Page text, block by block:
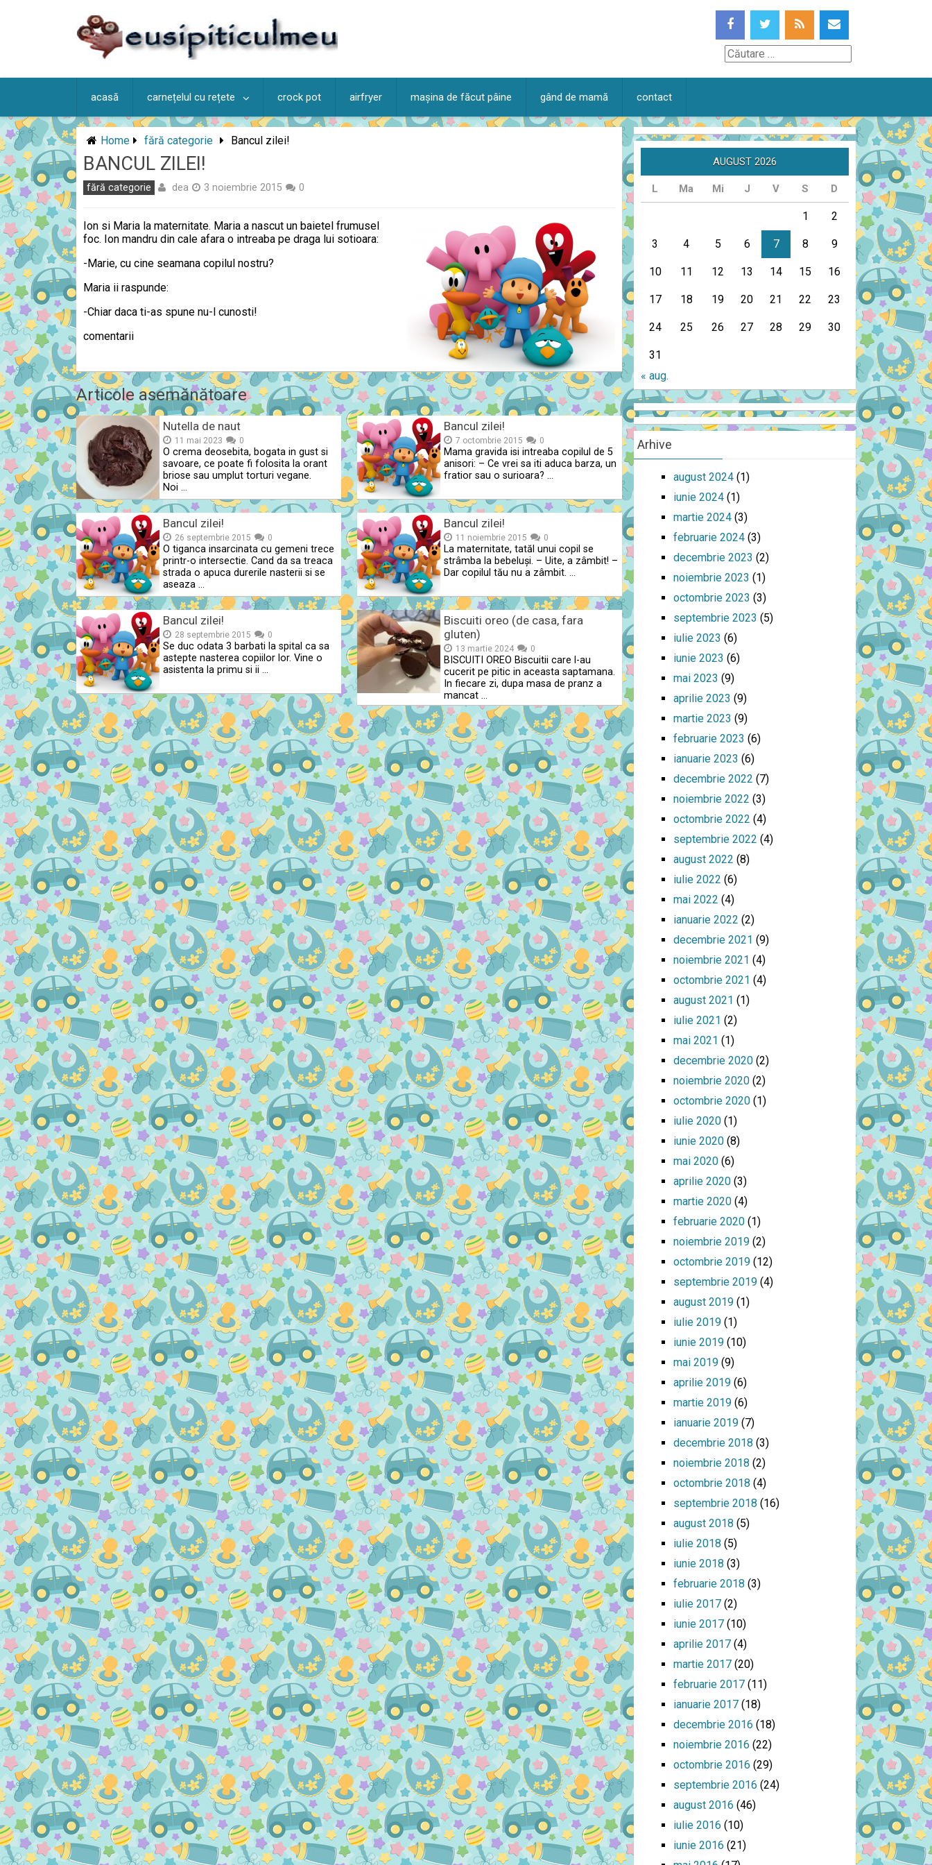
Căutare
acasă carnețelul cu rețete crock pot airfryer mașina de făcut pâine gând de mamă contact
Home fără categorie Bancul zilei!
BANCUL ZILEI!
fără categorie dea 3 noiembrie 2015 0
Ion si Maria la maternitate. Maria a nascut un baietel frumusel
foc. Ion mandru din cale afara o intreaba pe draga lui sotioara:
-Marie, cu cine seamana copilul nostru?
Maria ii raspunde:
-Chiar daca ti-as spune nu-l cunosti!
comentarii
Articole asemănătoare
Nutella de naut
11 mai 2023 0
O crema deosebita, bogata in gust si
savoare, ce poate fi folosita la orant
briose sau umplut torturi vegane.
Noi …
Bancul zilei!
7 octombrie 2015 0
Mama gravida isi intreaba copilul de 5
anisori: – Ce vrei sa iti aduca barza, un
fratior sau o surioara? …
Bancul zilei!
26 septembrie 2015 0
O tiganca insarcinata cu gemeni trece
printr-o intersectie. Cand da sa treaca
strada o apuca durerile nasterii si se
aseaza …
Bancul zilei!
11 noiembrie 2015 0
La maternitate, tatăl unui copil se
strâmba la bebeluşi. – Uite, a zâmbit! –
Dar copilul tău nu a zâmbit. …
Bancul zilei!
28 septembrie 2015 0
Se duc odata 3 barbati la spital ca sa
astepte nasterea copiilor lor. Vine o
asistenta la primu si ii …
Biscuiti oreo (de casa, fara
gluten)
13 martie 2024 0
BISCUITI OREO Biscuitii care l-au
cucerit pe pitic in aceasta saptamana.
In fiecare zi, dupa masa de pranz a
mancat …
AUGUST 2026
L Ma Mi J V S D
1 2
3 4 5 6 7 8 9
10 11 12 13 14 15 16
17 18 19 20 21 22 23
24 25 26 27 28 29 30
31
« aug.
Arhive
august 2024 (1)
iunie 2024 (1)
martie 2024 (3)
februarie 2024 (3)
decembrie 2023 (2)
noiembrie 2023 (1)
octombrie 2023 (3)
septembrie 2023 (5)
iulie 2023 (6)
iunie 2023 (6)
mai 2023 (9)
aprilie 2023 (9)
martie 2023 (9)
februarie 2023 (6)
ianuarie 2023 (6)
decembrie 2022 (7)
noiembrie 2022 (3)
octombrie 2022 (4)
septembrie 2022 (4)
august 2022 (8)
iulie 2022 (6)
mai 2022 (4)
ianuarie 2022 (2)
decembrie 2021 (9)
noiembrie 2021 (4)
octombrie 2021 (4)
august 2021 (1)
iulie 2021 (2)
mai 2021 (1)
decembrie 2020 (2)
noiembrie 2020 (2)
octombrie 2020 (1)
iulie 2020 (1)
iunie 2020 (8)
mai 2020 (6)
aprilie 2020 (3)
martie 2020 (4)
februarie 2020 (1)
noiembrie 2019 (2)
octombrie 2019 (12)
septembrie 2019 (4)
august 2019 (1)
iulie 2019 (1)
iunie 2019 (10)
mai 2019 (9)
aprilie 2019 (6)
martie 2019 (6)
ianuarie 2019 (7)
decembrie 2018 (3)
noiembrie 2018 (2)
octombrie 2018 (4)
septembrie 2018 (16)
august 2018 (5)
iulie 2018 (5)
iunie 2018 (3)
februarie 2018 (3)
iulie 2017 (2)
iunie 2017 (10)
aprilie 2017 (4)
martie 2017 (20)
februarie 2017 (11)
ianuarie 2017 (18)
decembrie 2016 (18)
noiembrie 2016 (22)
octombrie 2016 (29)
septembrie 2016 (24)
august 2016 (46)
iulie 2016 (10)
iunie 2016 (21)